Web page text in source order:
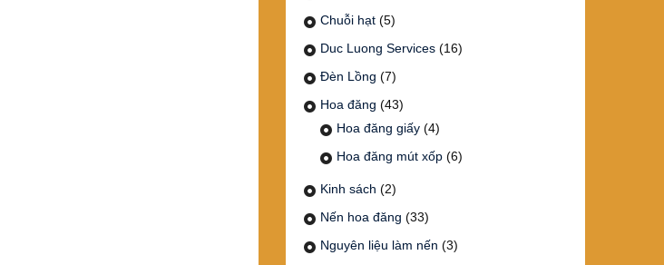
Chuỗi hạt (5)
Duc Luong Services (16)
Đèn Lồng (7)
Hoa đăng (43)
Hoa đăng giấy (4)
Hoa đăng mút xốp (6)
Kinh sách (2)
Nến hoa đăng (33)
Nguyên liệu làm nến (3)